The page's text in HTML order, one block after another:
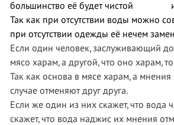
большинство её будет чистой
Так как при отсутствии воды можно
при отсутствии одежды её нечем
Если один человек, заслуживающий
мясо харам, а другой, что оно харам, то
Так как основа в мясе харам, а
случае отменяют друг друга.
Если же один из них скажет, что вода
скажет, что вода наджис их мнения